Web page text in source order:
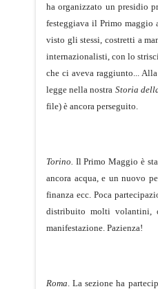
ha organizzato un presidio
festeggiava il Primo
visto gli stessi, costretti a
internazionalisti, con lo
che ci aveva raggiunto...
legge nella nostra Storia
file) è ancora perseguito.
Torino. Il Primo Maggio è
ancora acqua, e un nuovo
finanza ecc. Poca
distribuito molti volantini,
manifestazione. Pazienza!
Roma . La sezione ha